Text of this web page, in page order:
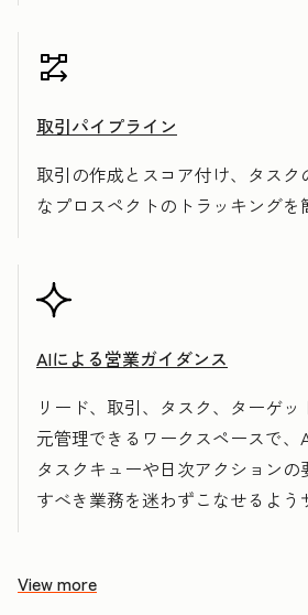
取引パイプライン
取引の作成とスコア付け、タスク
なプロスペクトのトラッキングを
AIによる営業ガイダンス
リード、取引、タスク、ターゲ
元管理できるワークスペースで、
タスクキューや日次アクションの
すべき業務を迷わずこなせるよう
View more